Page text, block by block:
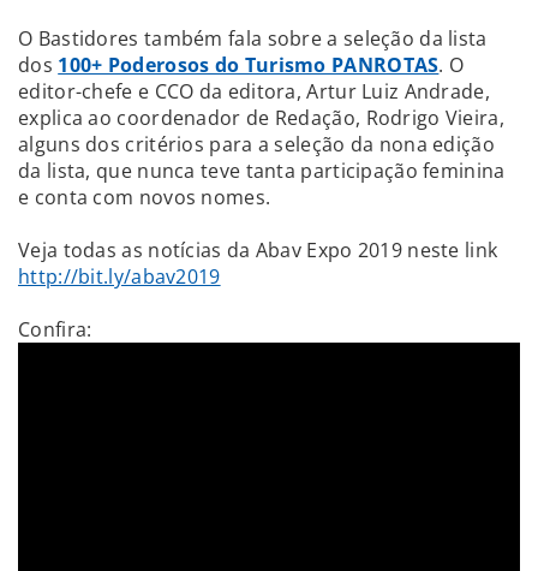
O Bastidores também fala sobre a seleção da lista
dos 100+ Poderosos do Turismo PANROTAS. O
editor-chefe e CCO da editora, Artur Luiz Andrade,
explica ao coordenador de Redação, Rodrigo Vieira,
alguns dos critérios para a seleção da nona edição
da lista, que nunca teve tanta participação feminina
e conta com novos nomes.
Veja todas as notícias da Abav Expo 2019 neste link
http://bit.ly/abav2019
Confira: